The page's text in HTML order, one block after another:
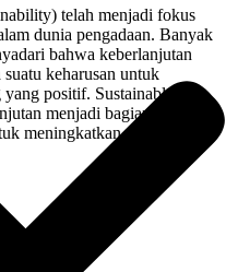
telah menjadi fokus
dunia pengadaan. Banyak
bahwa keberlanjutan
keharusan untuk
positif. Sustainable
menjadi bagian integral
meningkatkan efisiensi,